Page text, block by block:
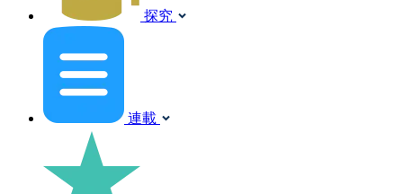
探究
連載